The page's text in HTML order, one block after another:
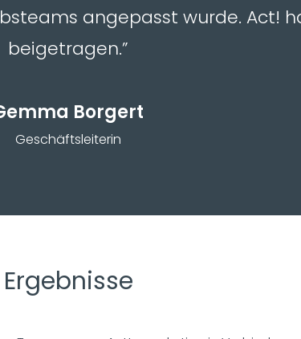
angepasst wurde. Act!
beigetragen.”
Borgert
Geschäftsleiterin
Ergebnisse